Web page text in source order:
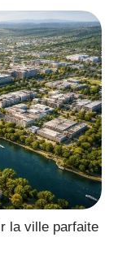
la ville parfaite